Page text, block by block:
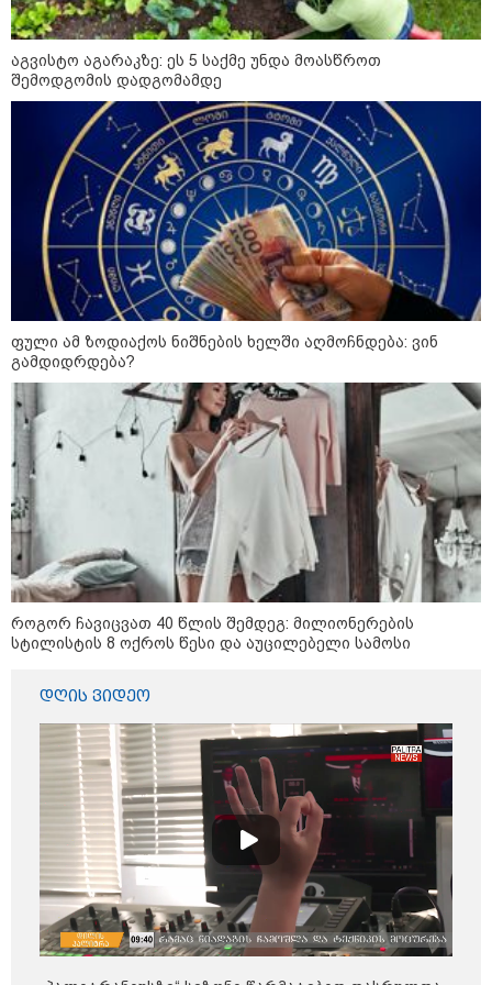
კატეგორიები
9
აგვისტო
დღის ზოგადი
ასტროლოგიური
პროგნოზი
აგვისტო აგარაკზე: ეს 5 საქმე
უნდა მოასწროთ შემოდგომის
დადგომამდე
ფული ამ ზოდიაქოს ნიშნების
ხელში აღმოჩნდება: ვინ
გამდიდრდება?
აგვისტო აგარაკზე: ეს 5 საქმე უნდა მოასწროთ
შემოდგომის დადგომამდე
ფული ამ ზოდიაქოს ნიშნების ხელში აღმოჩნდება: ვინ
გამდიდრდება?
როგორ ჩავიცვათ 40 წლის შემდეგ: მილიონერების
სტილისტის 8 ოქროს წესი და აუცილებელი სამოსი
დღის ვიდეო